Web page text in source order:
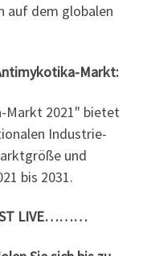
auf dem globalen
Markt:
Markt 2021" bietet
Industrie-
und
bis 2031.
LIVE………